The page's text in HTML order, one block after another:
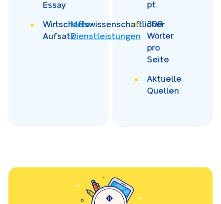
Essay
Wirtschaftswissenschaftlicher
Aufsatz
Mehr
Dienstleistungen
pt.
300
Wörter
pro
Seite
Aktuelle
Quellen